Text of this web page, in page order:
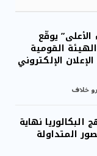
يوقّع
القومية
الإلكتروني
خلاف
البكالوريا نهاية
المتداولة